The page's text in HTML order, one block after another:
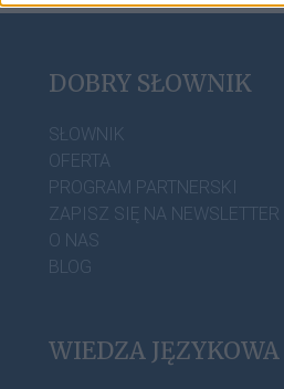
DOBRY SŁOWNIK
SŁOWNIK
OFERTA
PROGRAM PARTNERSKI
ZAPISZ SIĘ NA NEWSLETTER
O NAS
BLOG
WIEDZA JĘZYKOWA